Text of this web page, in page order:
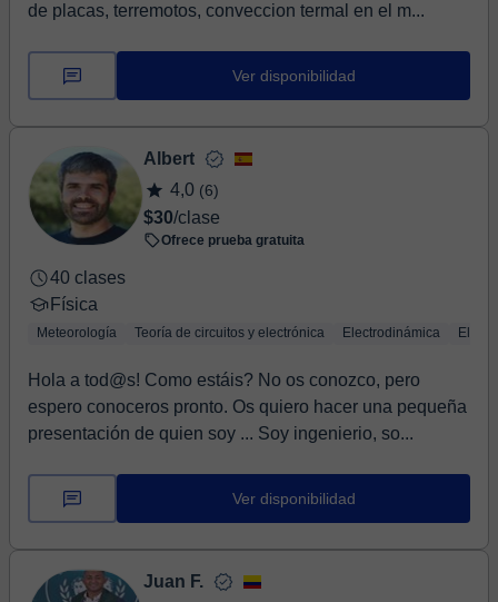
de placas, terremotos, conveccion termal en el m...
Ver disponibilidad
Albert
4,0 (6)
$30/clase
Ofrece prueba gratuita
40 clases
Física
Meteorología Teoría de circuitos y electrónica Electrodinámica
Hola a tod@s! Como estáis? No os conozco, pero
espero conoceros pronto. Os quiero hacer una pequeña
presentación de quien soy ... Soy ingenierio, so...
Ver disponibilidad
Juan F.